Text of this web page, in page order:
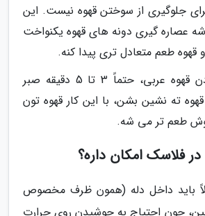
جلوگیری از سوختن قهوه نیست. این
عصاره گیری دونه های قهوه یکنواخت
قهوه طعم متعادل تری پیدا کنه.
بعد از دم کردن قهوه عربی، حتماً 3 تا 5 دقیقه صبر
ته نشین بشن، با این کار قهوه تون
طعم تر می شه.
فلاسک امکان داره؟
باید داخل دله (همون ظرف مخصوص
چون احتیاج به جوشیدن روی حرارت